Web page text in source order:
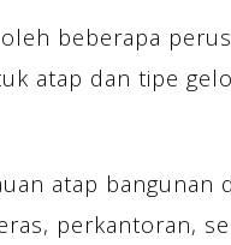
beberapa
atap dan tipe
atap bangunan
perkantoran,